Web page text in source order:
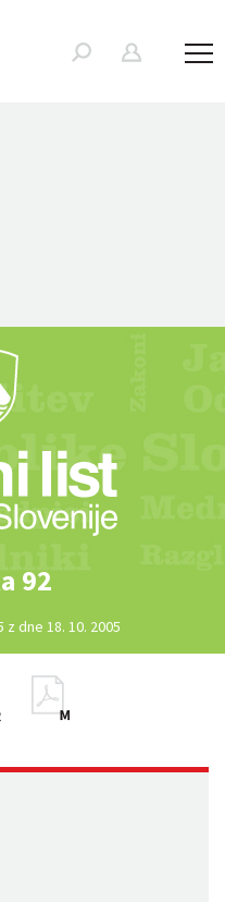
92
z dne 18. 10. 2005